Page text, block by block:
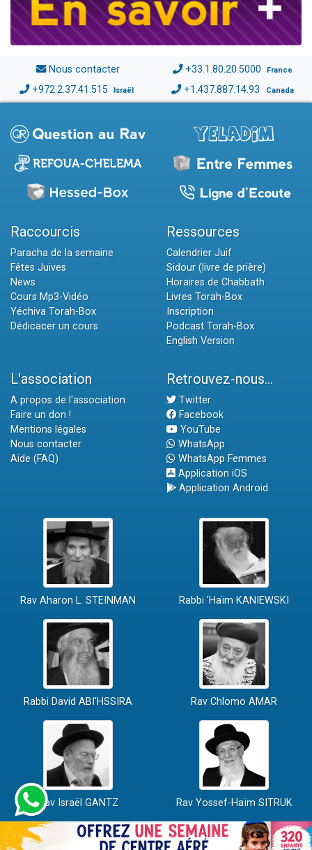
Nous contacter +33.1.80.20.5000 France
+972.2.37.41.515 Israël +1.437.887.14.93 Canada
Raccourcis
Paracha de la semaine
Fêtes Juives
News
Cours Mp3-Vidéo
Yéchiva Torah-Box
Dédicacer un cours
Ressources
Calendrier Juif
Sidour (livre de prière)
Horaires de Chabbath
Livres Torah-Box
Inscription
Podcast Torah-Box
English Version
L'association
A propos de l'association
Faire un don !
Mentions légales
Nous contacter
Aide (FAQ)
Retrouvez-nous...
Twitter
Facebook
YouTube
WhatsApp
WhatsApp Femmes
Application iOS
Application Android
Rav Aharon L. STEINMAN Rabbi 'Haïm KANIEWSKI
Rabbi David ABI'HSSIRA Rav Chlomo AMAR
Rav Israël GANTZ Rav Yossef-Haïm SITRUK